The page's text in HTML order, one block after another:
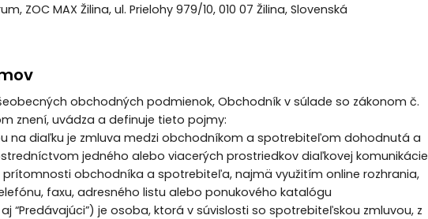
ZOC MAX Žilina, ul. Prielohy 979/10, 010 07 Žilina, Slovenská
obchodných podmienok, Obchodník v súlade so zákonom č.
znení, uvádza a definuje tieto pojmy:
na diaľku je zmluva medzi obchodníkom a spotrebiteľom dohodnutá a
jedného alebo viacerých prostriedkov diaľkovej komunikácie
prítomnosti obchodníka a spotrebiteľa, najmä využitím online rozhrania,
faxu, adresného listu alebo ponukového katalógu
“Predávajúci”) je osoba, ktorá v súvislosti so spotrebiteľskou zmluvou, z